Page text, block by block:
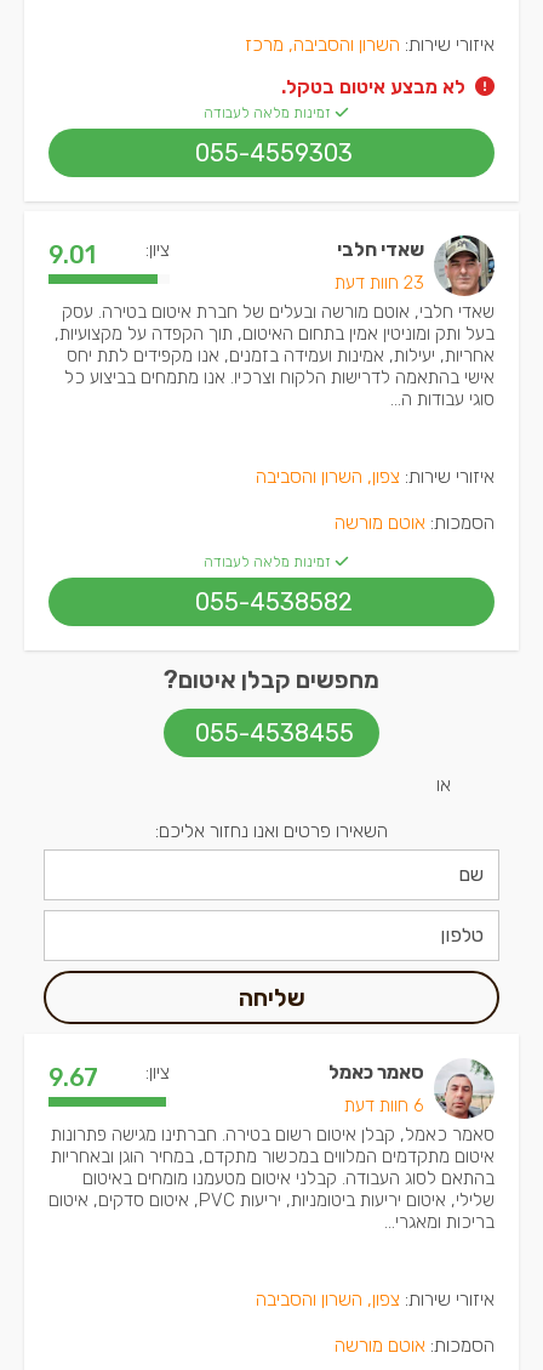
איזורי שירות: השרון והסביבה, מרכז
לא מבצע איטום בטקל.
זמינות מלאה לעבודה
055-4559303
שאדי חלבי
23 חוות דעת
ציון: 9.01
שאדי חלבי, אוטם מורשה ובעלים של חברת איטום בטירה. עסק
בעל ותק ומוניטין אמין בתחום האיטום, תוך הקפדה על מקצועיות,
אחריות, יעילות, אמינות ועמידה בזמנים, אנו מקפידים לתת יחס
אישי בהתאמה לדרישות הלקוח וצרכיו. אנו מתמחים בביצוע כל
סוגי עבודות ה...
איזורי שירות: צפון, השרון והסביבה
הסמכות: אוטם מורשה
זמינות מלאה לעבודה
055-4538582
מחפשים קבלן איטום?
055-4538455
או
השאירו פרטים ואנו נחזור אליכם:
שליחה
סאמר כאמל
6 חוות דעת
ציון: 9.67
סאמר כאמל, קבלן איטום רשום בטירה. חברתינו מגישה פתרונות
איטום מתקדמים המלווים במכשור מתקדם, במחיר הוגן ובאחריות
בהתאם לסוג העבודה. קבלני איטום מטעמנו מומחים באיטום
שלילי, איטום יריעות ביטומניות, יריעות PVC, איטום סדקים, איטום
בריכות ומאגרי...
איזורי שירות: צפון, השרון והסביבה
הסמכות: אוטם מורשה